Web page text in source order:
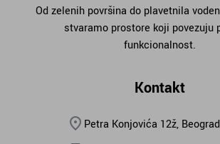
Od zelenih površina do plavetnila
stvaramo prostore koji povezuju
funkcionalnost.
Kontakt
Petra Konjovića 12ž,